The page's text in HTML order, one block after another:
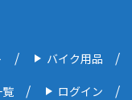
バイク用品
ログイン